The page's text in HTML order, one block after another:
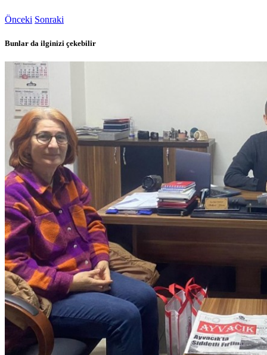
Önceki Sonraki
Bunlar da ilginizi çekebilir